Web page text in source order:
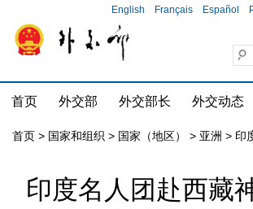
English Français Español
首页 外交部 外交部长 外交动态
首页 > 国家和组织 > 国家（地区） > 亚洲 > 印
印度名人团赴西藏